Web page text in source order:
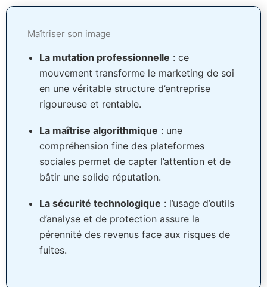
Maîtriser son image
La mutation professionnelle : ce
mouvement transforme le marketing de soi
en une véritable structure d’entreprise
rigoureuse et rentable.
La maîtrise algorithmique : une
compréhension fine des plateformes
sociales permet de capter l’attention et de
bâtir une solide réputation.
La sécurité technologique : l’usage d’outils
d’analyse et de protection assure la
pérennité des revenus face aux risques de
fuites.